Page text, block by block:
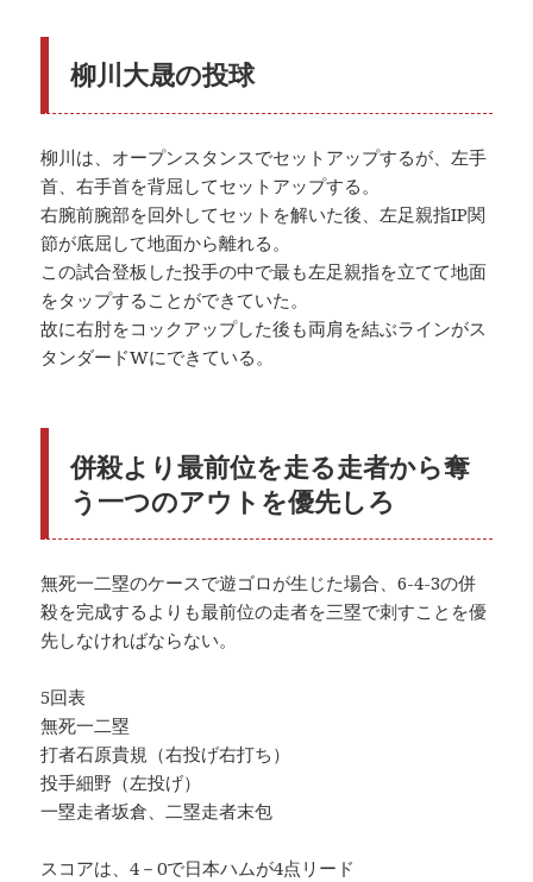
柳川大晟の投球
柳川は、オープンスタンスでセットアップするが、左手
首、右手首を背屈してセットアップする。
右腕前腕部を回外してセットを解いた後、左足親指IP関
節が底屈して地面から離れる。
この試合登板した投手の中で最も左足親指を立てて地面
をタップすることができていた。
故に右肘をコックアップした後も両肩を結ぶラインがス
タンダードWにできている。
併殺より最前位を走る走者から奪
う一つのアウトを優先しろ
無死一二塁のケースで遊ゴロが生じた場合、6-4-3の併
殺を完成するよりも最前位の走者を三塁で刺すことを優
先しなければならない。
5回表
無死一二塁
打者石原貴規（右投げ右打ち）
投手細野（左投げ）
一塁走者坂倉、二塁走者末包
スコアは、4－0で日本ハムが4点リード